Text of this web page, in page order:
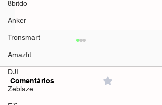
8bitdo
Anker
Tronsmart
Amazfit
DJI
Zeblaze
Comentários